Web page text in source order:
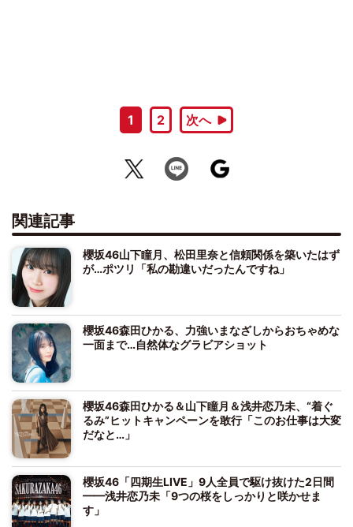
1 2 次へ
関連記事
櫻坂46山下瞳月、松田里奈と信頼関係を築いたはず
が…ポツリ「私の勘違いだったんですね」
櫻坂46森田ひかる、力強いまなざしからおちゃめな
一面まで…自然体なグラビアショット
櫻坂46森田ひかる＆山下瞳月＆浅井恋乃未、“着ぐ
るみ”ヒットキャンペーンを敢行「このお仕事は大変
だなと…」
櫻坂46「四期生LIVE」9人全員で駆け抜けた2日間
━━浅井恋乃未「9つの桜をしっかりと咲かせま
す」